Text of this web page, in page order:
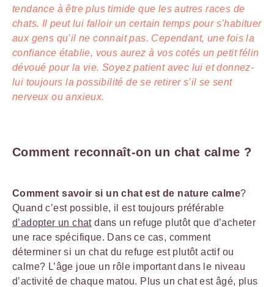
tendance à être plus timide que les autres races de
chats. Il peut lui falloir un certain temps pour s’habituer
aux gens qu’il ne connait pas. Cependant, une fois la
confiance établie, vous aurez à vos cotés un petit félin
dévoué pour la vie. Soyez patient avec lui et donnez-
lui toujours la possibilité de se retirer s’il se sent
nerveux ou anxieux.
Comment reconnaît-on un chat calme ?
Comment savoir si un chat est de nature calme?
Quand c’est possible, il est toujours préférable
d’adopter un chatdans un refuge plutôt que d’acheter
une race spécifique. Dans ce cas, comment
déterminer si un chat du refuge est plutôt actif ou
calme? L’âge joue un rôle important dans le niveau
d’activité de chaque matou. Plus un chat est âgé, plus